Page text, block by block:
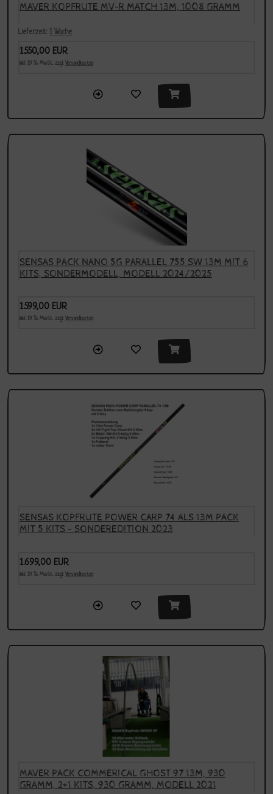
MAVER KOPFRUTE MV-R MATCH 13M, 1008 GRAMM
Lieferzeit: 1 Woche
1.550,00 EUR
inkl. 19 % MwSt. zzgl. Versandkosten
SENSAS PACK NANO 5G PARALLEL 755 SW 13M MIT 6
KITS, SONDERMODELL, MODELL 2024/2025
1.599,00 EUR
inkl. 19 % MwSt. zzgl. Versandkosten
SENSAS KOPFRUTE POWER CARP 74 ALS 13M PACK
MIT 5 KITS - SONDEREDITION 2023
1.699,00 EUR
inkl. 19 % MwSt. zzgl. Versandkosten
MAVER PACK COMMERICAL GHOST 97 13M, 930
GRAMM, 2+1 KITS, 930 GRAMM, MODELL 2021